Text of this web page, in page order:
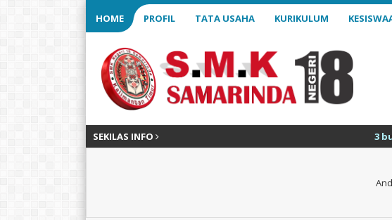
HOME PROFIL TATA USAHA KURIKULUM
SEKILAS INFO 3 bulan yang